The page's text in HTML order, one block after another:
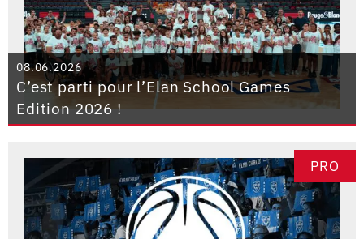
08.06.2026
C’est parti pour l’Elan School Games
Edition 2026 !
PRO